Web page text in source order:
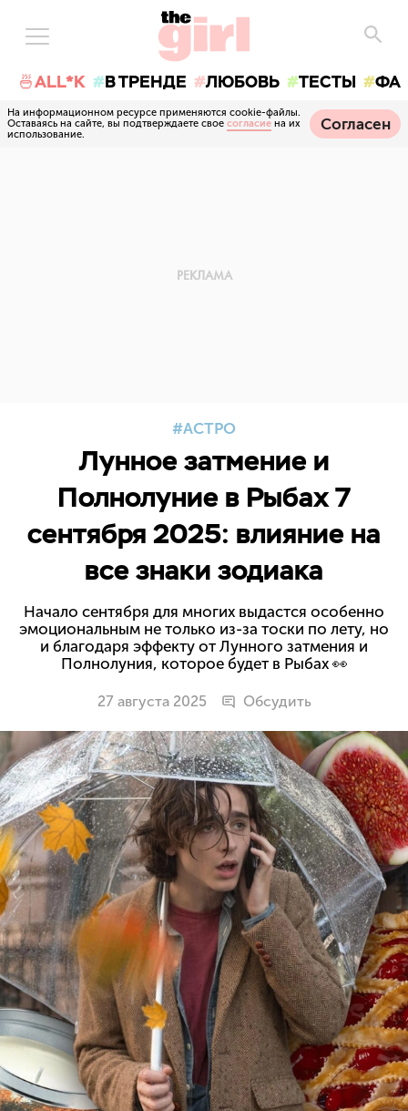
🍜ALL*K В ТРЕНДЕ ЛЮБОВЬ ТЕСТЫ
На информационном ресурсе применяются cookie-файлы.
Оставаясь на сайте, вы подтверждаете свое согласие на их
использование.
Согласен
АСТРО
Лунное затмение и
Полнолуние в Рыбах 7
сентября 2025: влияние на
все знаки зодиака
Начало сентября для многих выдастся особенно
эмоциональным не только из-за тоски по лету, но
и благодаря эффекту от Лунного затмения и
Полнолуния, которое будет в Рыбах 👀
27 августа 2025 Обсудить